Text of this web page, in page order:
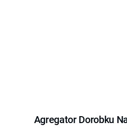
Agregator Dorobku